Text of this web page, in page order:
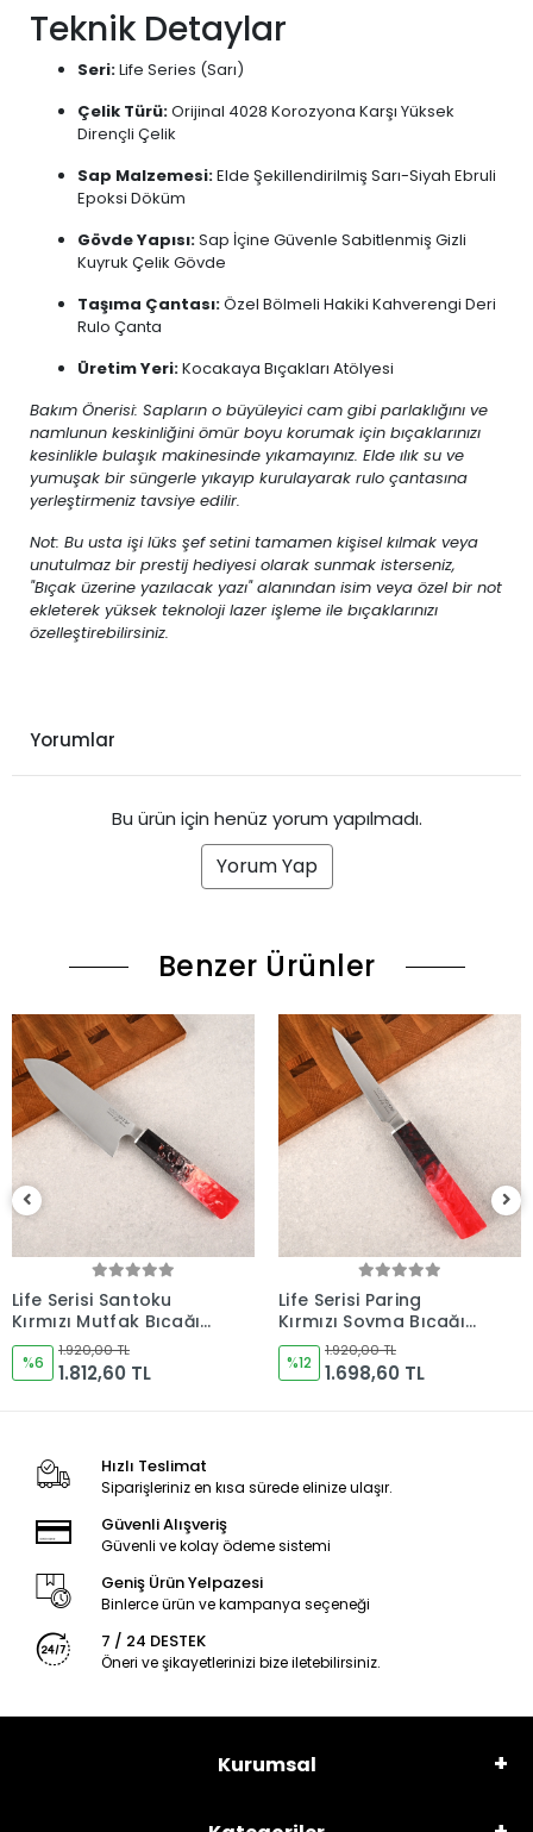
Teknik Detaylar
Seri:Life Series (Sarı)
Çelik Türü:Orijinal 4028 Korozyona Karşı Yüksek
Dirençli Çelik
Sap Malzemesi:Elde Şekillendirilmiş Sarı-Siyah Ebruli
Epoksi Döküm
Gövde Yapısı:Sap İçine Güvenle Sabitlenmiş Gizli
Kuyruk Çelik Gövde
Taşıma Çantası:Özel Bölmeli Hakiki Kahverengi Deri
Rulo Çanta
Üretim Yeri:Kocakaya Bıçakları Atölyesi
Bakım Önerisi: Sapların o büyüleyici cam gibi parlaklığını ve
namlunun keskinliğini ömür boyu korumak için bıçaklarınızı
kesinlikle bulaşık makinesinde yıkamayınız. Elde ılık su ve
yumuşak bir süngerle yıkayıp kurulayarak rulo çantasına
yerleştirmeniz tavsiye edilir.
Not: Bu usta işi lüks şef setini tamamen kişisel kılmak veya
unutulmaz bir prestij hediyesi olarak sunmak isterseniz,
"Bıçak üzerine yazılacak yazı" alanından isim veya özel bir not
ekleterek yüksek teknoloji lazer işleme ile bıçaklarınızı
özelleştirebilirsiniz.
Yorumlar
Bu ürün için henüz yorum yapılmadı.
Yorum Yap
Benzer Ürünler
Life Serisi Paring
Kırmızı Soyma Bıçağı
120mm Namlu -
Kocakaya Bıçakları
%12
1.920,00 TL
1.698,60 TL
Life Serisi Outdoor2
Kırmızı Kamp Bıçağı
165mm Namlu -
Kocakaya Bıçakları
%6
1.920,00 TL
1.812,60 TL
Hızlı Teslimat
Siparişleriniz en kısa sürede elinize ulaşır.
Güvenli Alışveriş
Güvenli ve kolay ödeme sistemi
Geniş Ürün Yelpazesi
Binlerce ürün ve kampanya seçeneği
7 / 24 DESTEK
Öneri ve şikayetlerinizi bize iletebilirsiniz.
Kurumsal